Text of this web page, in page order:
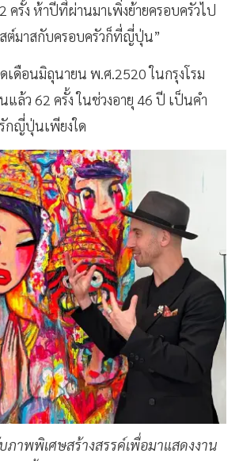
รั้ง ห้าปีที่ผ่านมาเพิ่งย้ายครอบครัวไป
ต์มาสกับครอบครัวก็ที่ญี่ปุ่น”
เดือนมิถุนายน พ.ศ.2520 ในกรุงโรม
ล้ว 62 ครั้ง ในช่วงอายุ 46 ปี เป็นคำ
กญี่ปุ่นเพียงใด
ภาพพิเศษสร้างสรรค์เพื่อมาแสดงงาน